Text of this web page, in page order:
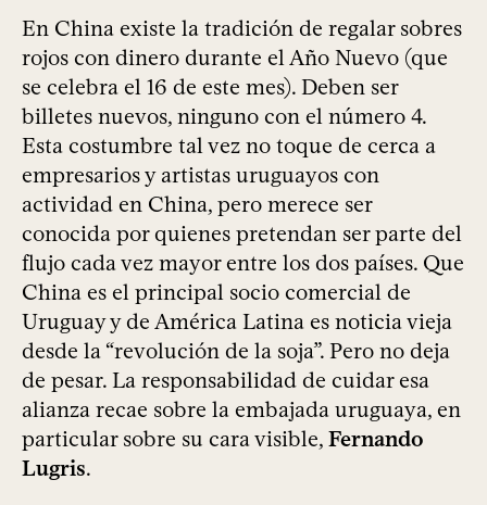
En China existe la tradición de regalar sobres
rojos con dinero durante el Año Nuevo (que
se celebra el 16 de este mes). Deben ser
billetes nuevos, ninguno con el número 4.
Esta costumbre tal vez no toque de cerca a
empresarios y artistas uruguayos con
actividad en China, pero merece ser
conocida por quienes pretendan ser parte del
flujo cada vez mayor entre los dos países. Que
China es el principal socio comercial de
Uruguay y de América Latina es noticia vieja
desde la “revolución de la soja”. Pero no deja
de pesar. La responsabilidad de cuidar esa
alianza recae sobre la embajada uruguaya, en
particular sobre su cara visible, Fernando
Lugris.